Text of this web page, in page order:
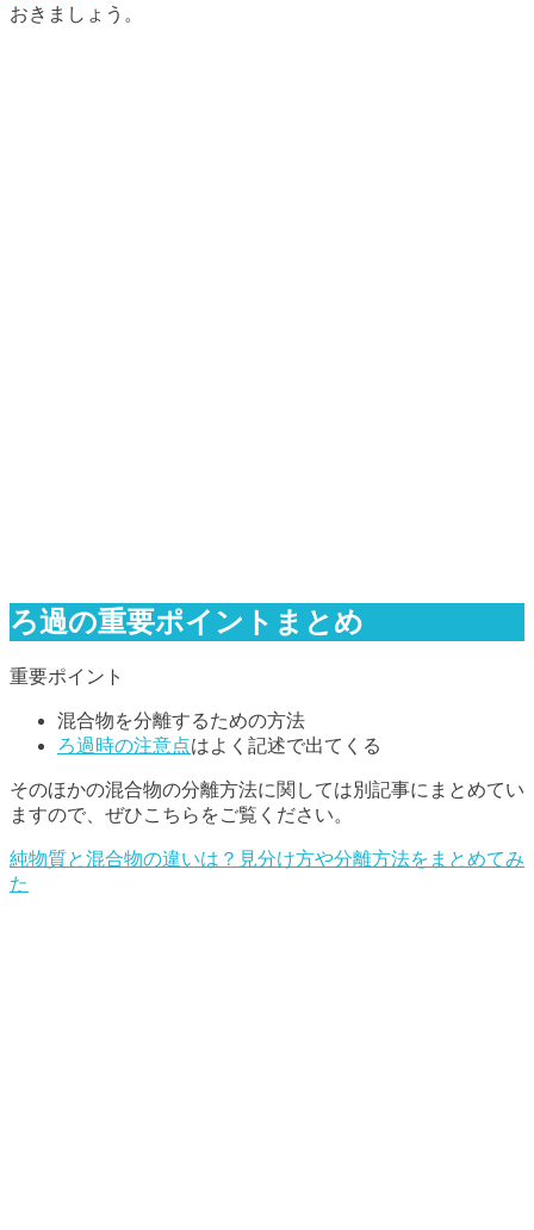
おきましょう。
ろ過の重要ポイントまとめ
重要ポイント
混合物を分離するための方法
ろ過時の注意点はよく記述で出てくる
そのほかの混合物の分離方法に関しては別記事にまとめてい
ますので、ぜひこちらをご覧ください。
純物質と混合物の違いは？見分け方や分離方法をまとめてみ
た